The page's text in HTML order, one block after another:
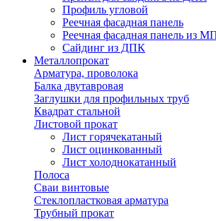
Профиль угловой
Реечная фасадная панель
Реечная фасадная панель из
Сайдинг из ДПК
Металлопрокат
Арматура, проволока
Балка двутавровая
Заглушки для профильных труб
Квадрат стальной
Листовой прокат
Лист горячекатаный
Лист оцинкованный
Лист холоднокатанный
Полоса
Сваи винтовые
Стеклопластковая арматура
Трубный прокат